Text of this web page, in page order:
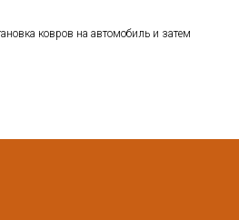
ковров на автомобиль и затем